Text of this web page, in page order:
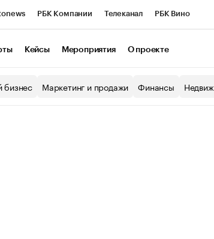
РБК Компании Телеканал РБК Вино
Экономика Бизнес
Кейсы Мероприятия О проекте
Маркетинг и продажи Финансы